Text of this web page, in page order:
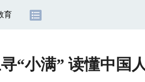
育
“小满” 读懂中国